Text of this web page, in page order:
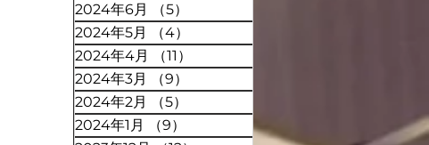
2024年6月
（5）
2024年5月
（4）
2024年4月
（11）
2024年3月
（9）
2024年2月
（5）
2024年1月
（9）